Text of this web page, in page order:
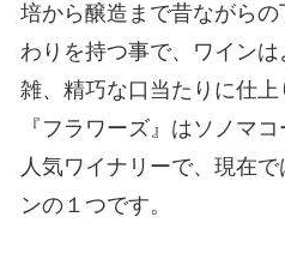
培から醸造まで昔ながら
わりを持つ事で、ワイン
雑、精巧な口当たりに仕上
『フラワーズ』はソノマ
人気ワイナリーで、現在
ンの１つです。